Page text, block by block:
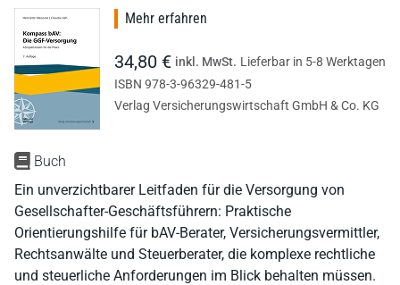
Buch
Ein unverzichtbarer Leitfaden für die Versorgung von
Gesellschafter-Geschäftsführern: Praktische
Orientierungshilfe für bAV-Berater, Versicherungsvermittler,
Rechtsanwälte und Steuerberater, die komplexe rechtliche
und steuerliche Anforderungen im Blick behalten müssen.
Mehr erfahren
34,80 € inkl. MwSt. Lieferbar in 5-8 Werktagen
ISBN 978-3-96329-481-5
Verlag Versicherungswirtschaft GmbH & Co. KG